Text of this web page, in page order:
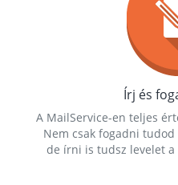
Írj és
A MailService-en teljes
Nem csak fogadni
de írni is tudsz levelet